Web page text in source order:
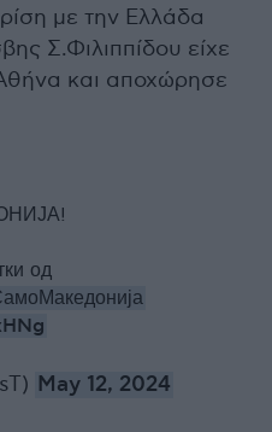
με την Ελλάδα
Σ.Φιλιππίδου είχε
και αποχώρησε
од
May 12, 2024